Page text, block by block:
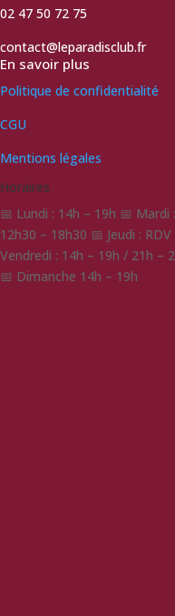
02 47 50 72 75
contact@leparadisclub.fr
En savoir plus
Politique de confidentialité
CGU
Mentions légales
Horaires
📅 Lundi : 14h – 19h 📅
12h30 – 18h30 📅 Jeudi :
Vendredi : 14h – 19h / 21h –
📅 Dimanche 14h – 19h